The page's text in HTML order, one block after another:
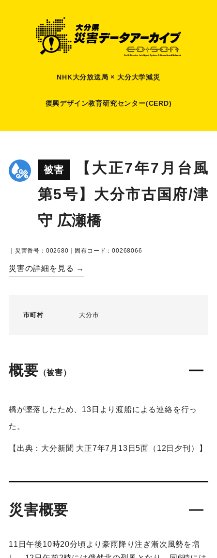
NHK大分放送局 × 大分大学減災
復興デザイン教育研究センター(CERD)
被害
【大正7年7月台風
第5号】大分市古国府/津
守 広瀬橋
｜災害番号：002680｜固有コード：00268066
災害の詳細を見る →
市町村 大分市
概要 （被害）
橋が墜落したため、13日より渡船による連絡を行っ
た。
【出典：大分新聞 大正7年7月13日5面（12日夕刊）】
災害概要
11日午後10時20分頃より豪雨降り注ぎ漸次風勢を増